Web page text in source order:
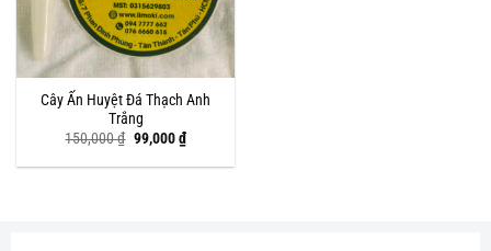
Cây Ấn Huyệt Đá Thạch Anh
Trắng
150,000₫ Giá
gốc
là:
99,000₫Giá
hiện
tại